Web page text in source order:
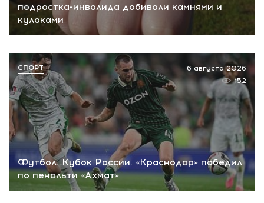
подростка-инвалида добивали камнями и
кулаками
Футбол. Кубок России. «Краснодар» победил
по пенальти «Ахмат»
6 августа 2026
152
СПОРТ